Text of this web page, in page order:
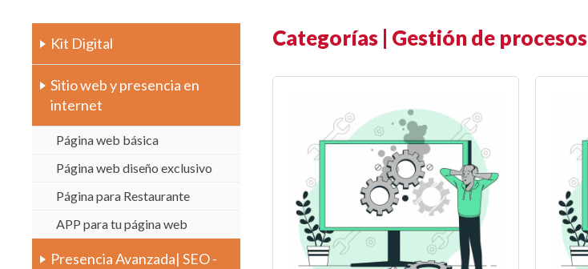
Kit Digital
Sitio web y presencia en
internet
Página web básica
Página web diseño exclusivo
Página para Restaurante
APP para tu página web
Presencia Avanzada| SEO -
Categorías | Gestión de procesos